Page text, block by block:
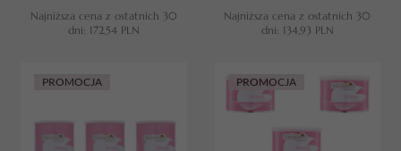
Najniższa cena z ostatnich 30
dni: 172,54 PLN
Najniższa cena z ostatnich 30
dni: 134,93 PLN
PROMOCJA PROMOCJA